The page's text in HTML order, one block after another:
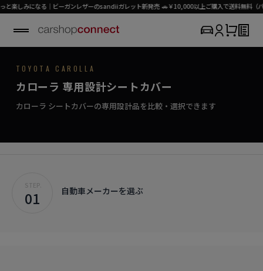
になる｜ビーガンレザーのsandiiガレット新発売 🚗￥10,000以上ご購入で送料無料（パーツ
TOYOTA / COROLLA
SEAT COVER COLLECTION
COROLLA
専用シートカバー
信頼を重ねる、定番のシートカバー。
初めての方はこちら›
TOYOTA CAROLLA
カローラ 専用設計シートカバー
カローラ シートカバーの専用設計品を比較・選択できます
STEP.
01 自動車メーカーを選ぶ